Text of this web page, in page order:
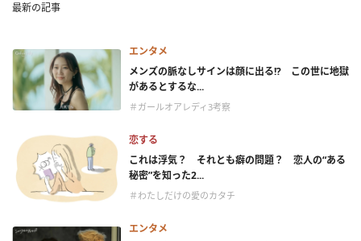
最新の記事
エンタメ
メンズの脈なしサインは顔に出る!? この世に地獄
があるとするな...
＃ガールオアレディ3考察
恋する
これは浮気？ それとも癖の問題？ 恋人の“ある
秘密”を知った2...
＃わたしだけの愛のカタチ
エンタメ